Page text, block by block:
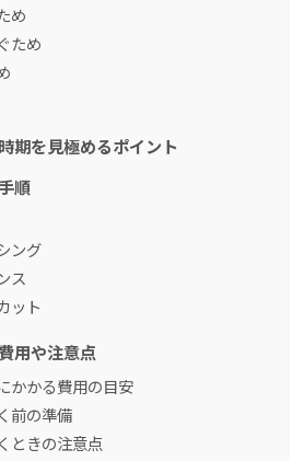
め
ため
期を見極めるポイント
順
ング
ス
ット
用や注意点
かかる費用の目安
前の準備
ときの注意点